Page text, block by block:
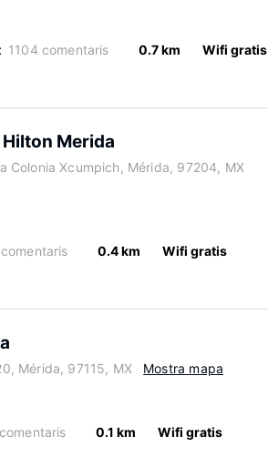
1104 comentaris 0.7 km Wifi gratis
Merida
Colonia Xcumpich, Mérida, 97204, MX
0.4 km Wifi gratis
Mérida, 97115, MX Mostra mapa
0.1 km Wifi gratis